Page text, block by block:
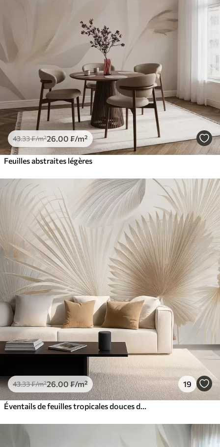
43.33₣/m²26 .00 ₣/m²
Feuilles abstraites légères
43.33₣/m²26 .00 ₣/m² 19